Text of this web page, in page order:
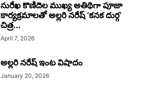
సురేఖ కొణిదెల ముఖ్య అతిథిగా పూజా
కార్య‌క్ర‌మాల‌తో అల్ల‌రి న‌రేష్ ‘క‌న‌క దుర్గ‌’
చిత్ర...
April 7, 2026
అల్లరి నరేష్ ఇంట విషాదం
January 20, 2026